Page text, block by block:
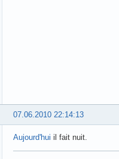
07.06.2010 22:14:13
Aujourd'hui il fait nuit.